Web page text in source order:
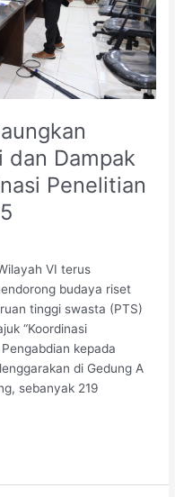
dan Dampak
Penelitian
VI terus
budaya riset
tinggi swasta (PTS)
“Koordinasi
kepada
di Gedung A
sebanyak 219